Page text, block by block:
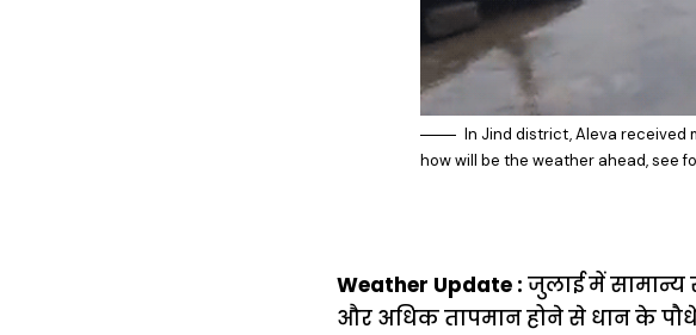
In Jind district, Aleva received
how will be the weather ahead, see
Weather Update : जुलाई में सामान्य
और अधिक तापमान होने से धान के